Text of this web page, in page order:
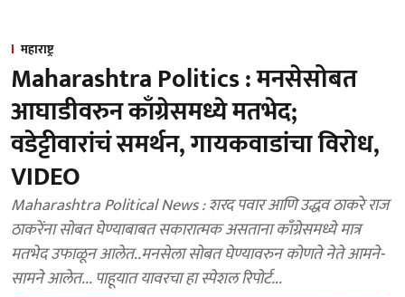
महाराष्ट्र
Maharashtra Politics : मनसेसोबत
आघाडीवरुन काँग्रेसमध्ये मतभेद;
वडेट्टीवारांचं समर्थन, गायकवाडांचा विरोध,
VIDEO
Maharashtra Political News : शरद पवार आणि उद्धव ठाकरे राज
ठाकरेंना सोबत घेण्याबाबत सकारात्मक असताना काँग्रेसमध्ये मात्र
मतभेद उफाळून आलेत..मनसेला सोबत घेण्यावरुन कोणते नेते आमने-
सामने आलेत... पाहूयात यावरचा हा स्पेशल रिपोर्ट...